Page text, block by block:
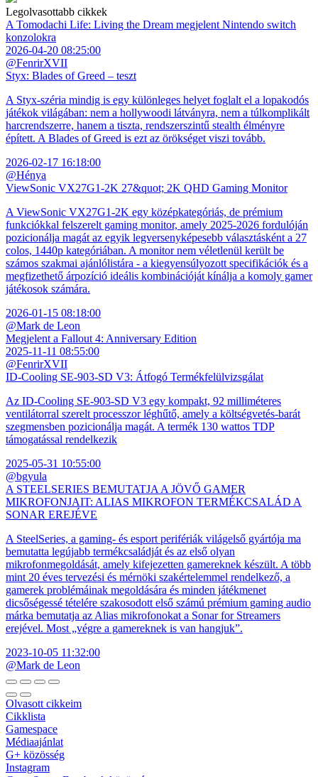
Legolvasottabb cikkek
A Tomodachi Life: Living the Dream megjelent Nintendo switch
konzolokra
2026-04-20 08:25:00
@FenrirXVII
Styx: Blades of Greed – teszt
A Styx-széria mindig is egy különleges helyet foglalt el a lopakodós
játékok világában: nem a hollywoodi látványra, nem a túlkomplikált
harcrendszerre, hanem a tiszta, rendszerszintű stealth élményre
épített. A Blades of Greed is ezt az örökséget viszi tovább.
2026-02-17 16:18:00
@Hénya
ViewSonic VX27G1-2K 27&quot; 2K QHD Gaming Monitor
A ViewSonic VX27G1-2K egy középkategóriás, de prémium
funkciókkal felszerelt gaming monitor, amely 2025-2026 fordulóján
pozicionálja magát az egyik legversenyképesebb választásként a 27
colos, 1440p kategóriában. A monitor nem véletlenül került be
számos szakmai ajánlólistára - a kiegyensúlyozott specifikációk és a
megfizethető árpozíció ideális kombinációját kínálja a komoly gamer
játékosok számára.
2026-01-15 08:18:00
@Mark de Leon
Megjelent a Fallout 4: Anniversary Edition
2025-11-11 08:55:00
@FenrirXVII
ID-Cooling SE-903-SD V3: Átfogó Termékfelülvizsgálat
Az ID-Cooling SE-903-SD V3 egy kompakt, 92 milliméteres
ventilátorral szerelt processzor léghűtő, amely a költségvetés-barát
szegmensben pozicionálja magát. A termék 130 wattos TDP
támogatással rendelkezik
2025-05-31 10:55:00
@bgyula
A STEELSERIES BEMUTATJA A JÖVŐ GAMER
MIKROFONJAIT: ALIAS MIKROFON TERMÉKCSALÁD A
SONAR EREJÉVE
A SteelSeries, a gaming- és esport perifériák világelső gyártója ma
bemutatta legújabb termékcsaládját és az első olyan
mikrofonmegoldását, amely kifejezetten gamereknek készült. A több
mint 20 éves tervezési és mérnöki szakértelemmel rendelkező, a
gamerek problémáinak megoldására és minden játékmenet
dicsőségessé tételére szakosodott első számú prémium gaming audio
márka bemutatja az Alias mikrofonokat a Sonar for Streamers
erejével. Most „végre a gamereknek is van hangjuk”.
2023-10-05 11:32:00
@Mark de Leon
Olvasott cikkeim
Cikklista
Gamespace
Médiaajánlat
G+ közösség
Instagram